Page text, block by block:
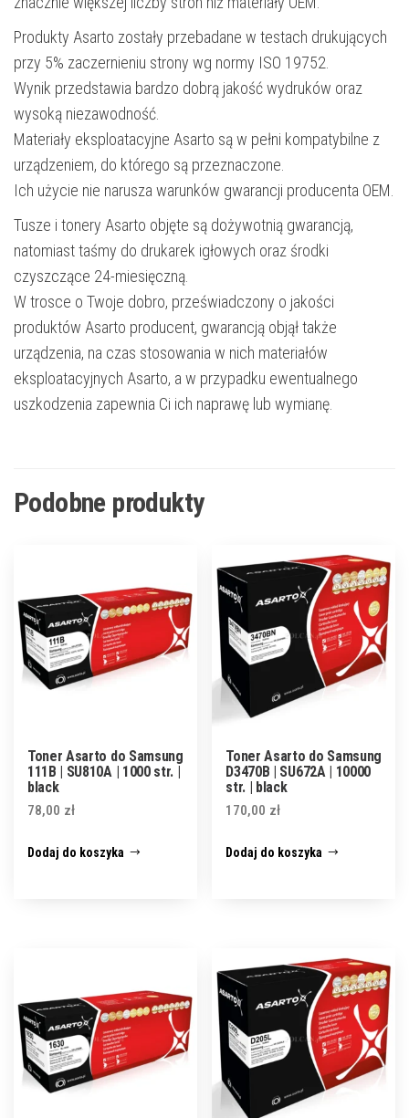
Produkty Asarto zostały przebadane w testach drukujących
przy 5% zaczernieniu strony wg normy ISO 19752.
Wynik przedstawia bardzo dobrą jakość wydruków oraz
wysoką niezawodność.
Materiały eksploatacyjne Asarto są w pełni kompatybilne z
urządzeniem, do którego są przeznaczone.
Ich użycie nie narusza warunków gwarancji producenta OEM.
Tusze i tonery Asarto objęte są dożywotnią gwarancją,
natomiast taśmy do drukarek igłowych oraz środki
czyszczące 24-miesięczną.
W trosce o Twoje dobro, przeświadczony o jakości
produktów Asarto producent, gwarancją objął także
urządzenia, na czas stosowania w nich materiałów
eksploatacyjnych Asarto, a w przypadku ewentualnego
uszkodzenia zapewnia Ci ich naprawę lub wymianę.
Podobne produkty
Toner Asarto do Samsung
111B | SU810A | 1000 str. |
black
78,00 zł
Dodaj do koszyka
Toner Asarto do Samsung
D3470B | SU672A | 10000
str. | black
170,00 zł
Dodaj do koszyka